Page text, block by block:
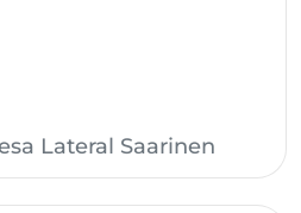
Lateral Saarinen